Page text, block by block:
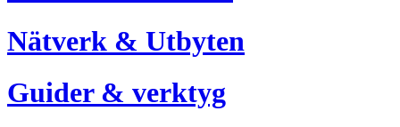
Nätverk & Utbyten
Guider & verktyg